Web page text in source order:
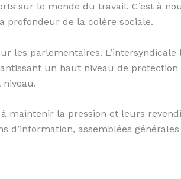
sur le monde du travail. C’est à
profondeur de la colère sociale.
les parlementaires.
un haut niveau de
la pression et leurs
assemblées